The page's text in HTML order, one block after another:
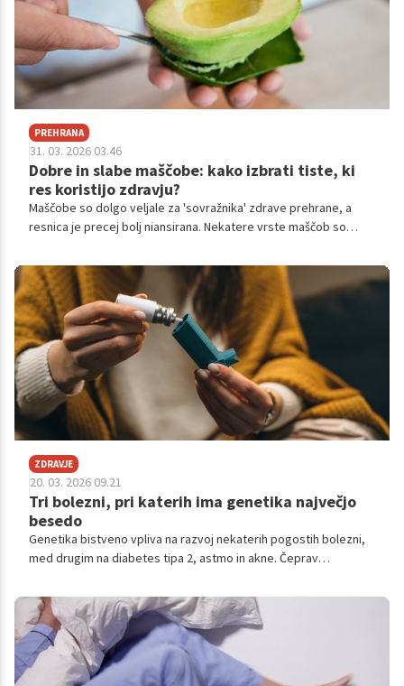
PREHRANA
31. 03. 2026 03.46
Dobre in slabe maščobe: kako izbrati tiste, ki
res koristijo zdravju?
Maščobe so dolgo veljale za 'sovražnika' zdrave prehrane, a
resnica je precej bolj niansirana. Nekatere vrste maščob so
dokazano povečujejo tveganje za bolezni. Razumevanje razlik je
zato ena najpomembnejših veščin sodobnega prehranjevanja.
ZDRAVJE
20. 03. 2026 09.21
Tri bolezni, pri katerih ima genetika največjo
besedo
Genetika bistveno vpliva na razvoj nekaterih pogostih bolezni,
med drugim na diabetes tipa 2, astmo in akne. Čeprav
vlogo pri obvladovanju teh stanj.